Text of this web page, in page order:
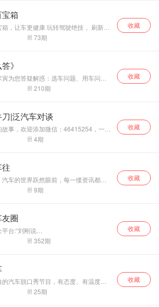
箱
，让车更健康 玩转驾驶绝技， 刷新保
车定律。 极端天气应急攻略; 复
驶技巧； 汽车硬件大科普； 行车知识全
73期
收藏
》
寅为您答疑解惑：选车问题、用车问
问题……
210期
收藏
|泛汽车对谈
事，欢迎添加微信：46415254，一起
播新浪微博：百车全说三刀
4期
收藏
车的世界跃然眼前，每一缕资讯都散
油墨的香气。专业的笔触，如同匠人雕
车评测细细剖析，展现其内在的魅力与
这趟旅程增添无限乐趣与惊喜。不必四
所渴望的新鲜汽车资讯、深度专业评
然的活动，皆汇聚于此，宛如一场盛
宴，只待你来，共赴这场速度与激情
在这里，每一刻都是探索的开始，每一
9期
收藏
圈
台:“刘刚说
），欢迎关注。吉林省
车直播节目主持人，刘刚，节目中为您
352期
收藏
汽车脱口秀节目，有态度、有温度、
用观察家的眼光关注车坛热点新闻事
特视角解读当前热门车型，不要人云亦
25期
收藏